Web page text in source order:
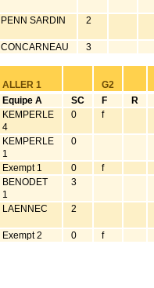
PENN SARDIN 2
CONCARNEAU 3
ALLER 1
G2
Equipe A
SC F
R
KEMPERLE
4
0 f
KEMPERLE
1
0
Exempt 1 0
f
BENODET
1
3
LAENNEC 2
Exempt 2 0 f